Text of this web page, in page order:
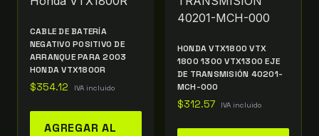
CABLE DE BATERÍA
NEGATIVO POSITIVO DE
ARRANQUE PARA 2003
HONDA VTX1800R
$354.12 IVA incluido
AGREGAR AL
HONDA VTX1800 VTX
1800 1300 VTX1300 EJE
DE TRANSMISIÓN 40201-
MCH-000
$312.57 IVA incluido